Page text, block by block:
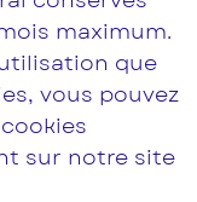
maximum.
que
vous pouvez
sur notre site